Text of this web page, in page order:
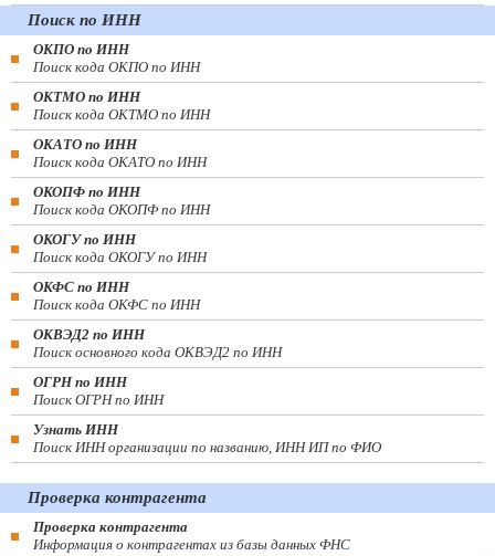
Поиск по ИНН
ОКПО по ИНН
Поиск кода ОКПО по ИНН
ОКТМО по ИНН
Поиск кода ОКТМО по ИНН
ОКАТО по ИНН
Поиск кода ОКАТО по ИНН
ОКОПФ по ИНН
Поиск кода ОКОПФ по ИНН
ОКОГУ по ИНН
Поиск кода ОКОГУ по ИНН
ОКФС по ИНН
Поиск кода ОКФС по ИНН
ОКВЭД2 по ИНН
Поиск основного кода ОКВЭД2 по ИНН
ОГРН по ИНН
Поиск ОГРН по ИНН
Узнать ИНН
Поиск ИНН организации по названию, ИНН ИП по ФИО
Проверка контрагента
Проверка контрагента
Информация о контрагентах из базы данных ФНС